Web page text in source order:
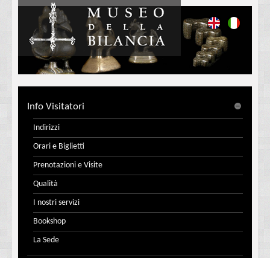
Info Visitatori
Indirizzi
Orari e Biglietti
Prenotazioni e Visite
Qualità
I nostri servizi
Bookshop
La Sede